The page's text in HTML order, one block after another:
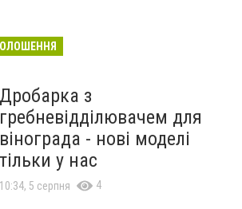
Дробарка з
гребневідділювачем для
вінограда - нові моделі
тільки у нас
10:34, 5 серпня 4